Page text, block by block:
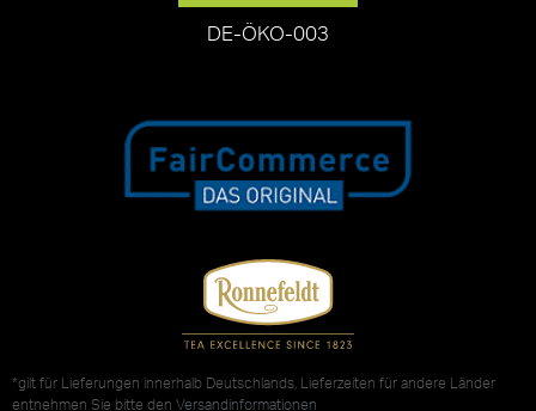
DE-ÖKO-003
*gilt für Lieferungen innerhalb Deutschlands, Lieferzeiten für andere Länder
entnehmen Sie bitte den Versandinformationen